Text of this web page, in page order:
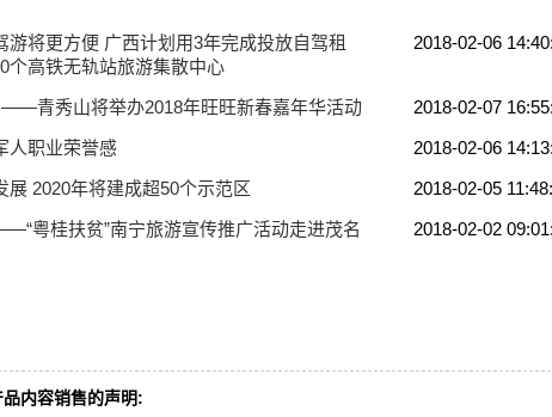
2018-02-06
游将更方便 广西计划用3年完成投放自驾租
个高铁无轨站旅游集散中心
2018-02-07
青秀山将举办2018年旺旺新春嘉年华活动
2018-02-06
人职业荣誉感
2018-02-05
展 2020年将建成超50个示范区
2018-02-02
粤桂扶贫”南宁旅游宣传推广活动走进茂名
内容销售的声明: